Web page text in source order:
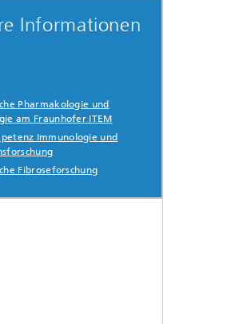
Informationen
Pharmakologie und
am Fraunhofer ITEM
Immunologie und
Fibroseforschung